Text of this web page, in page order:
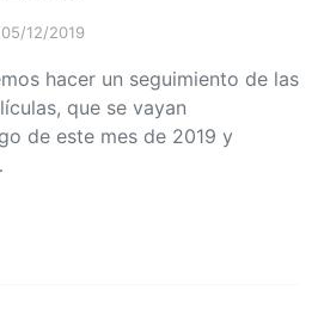
05/12/2019
hacer un seguimiento de las
que se vayan
de este mes de 2019 y